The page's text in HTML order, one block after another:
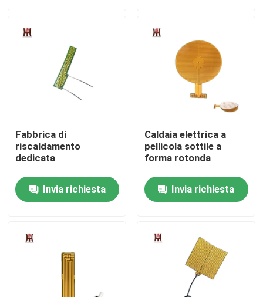
Video
Controllo di qualità
Notizie
Radiatore flessibile del film
Radiatore del film di pi
Fabbrica di
riscaldamento
dedicata
Invia richiesta
Caldaia elettrica a
pellicola sottile a
forma rotonda
Invia richiesta